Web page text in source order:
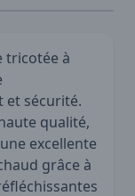
tricotée à
sécurité.
qualité,
excellente
grâce à